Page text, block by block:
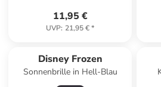
11,95 €
UVP: 21,95 €*
Disney Frozen
Sonnenbrille in Hell-Blau